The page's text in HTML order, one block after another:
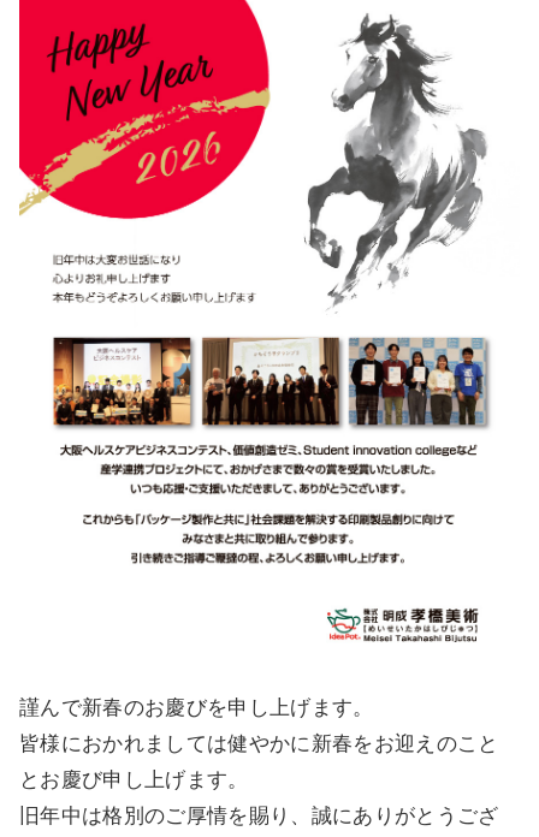
謹んで新春のお慶びを申し上げます。
皆様におかれましては健やかに新春をお迎えのこと
とお慶び申し上げます。
旧年中は格別のご厚情を賜り、誠にありがとうござ